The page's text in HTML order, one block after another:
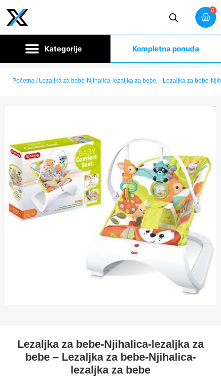
0
Kompletna ponuda
Početna / Lezaljka za bebe-Njihalica-lezaljka za bebe – Lezaljka za bebe-
Lezaljka za bebe-Njihalica-lezaljka za
bebe – Lezaljka za bebe-Njihalica-
lezaljka za bebe